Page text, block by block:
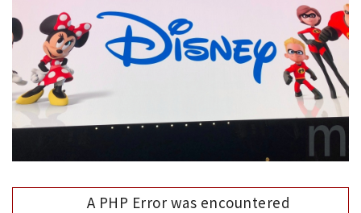
A PHP Error was encountered